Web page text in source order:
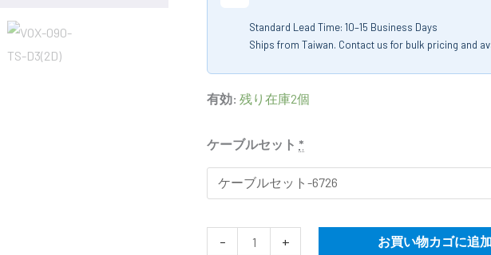
Standard Lead Time: 10–15 Business Days
Ships from Taiwan. Contact us for bulk pricing and
有効: 残り在庫2個
ケーブルセット *
- + お買い物カゴに追加